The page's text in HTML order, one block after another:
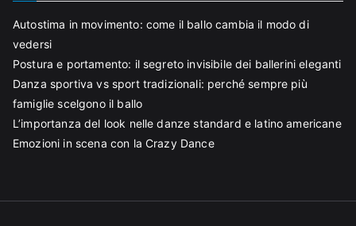
Autostima in movimento: come il ballo cambia il modo di
vedersi
Postura e portamento: il segreto invisibile dei ballerini eleganti
Danza sportiva vs sport tradizionali: perché sempre più
famiglie scelgono il ballo
L’importanza del look nelle danze standard e latino americane
Emozioni in scena con la Crazy Dance